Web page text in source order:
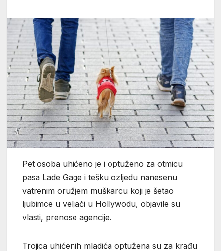
Pet osoba uhićeno je i optuženo za otmicu
pasa Lade Gage i tešku ozljedu nanesenu
vatrenim oružjem muškarcu koji je šetao
ljubimce u veljači u Hollywodu, objavile su
vlasti, prenose agencije.
Trojica uhićenih mladića optužena su za krađu